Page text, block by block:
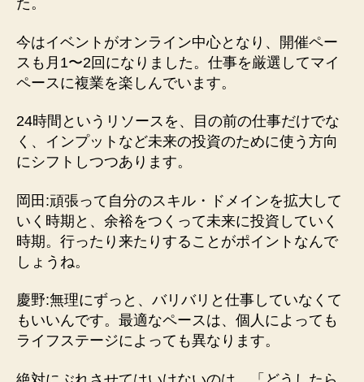
た。
今はイベントがオンライン中心となり、開催ペー
スも月1〜2回になりました。仕事を厳選してマイ
ペースに複業を楽しんでいます。
24時間というリソースを、目の前の仕事だけでな
く、インプットなど未来の投資のために使う方向
にシフトしつつあります。
岡田:頑張って自分のスキル・ドメインを拡大して
いく時期と、余裕をつくって未来に投資していく
時期。行ったり来たりすることがポイントなんで
しょうね。
慶野:無理にずっと、バリバリと仕事していなくて
もいいんです。最適なペースは、個人によっても
ライフステージによっても異なります。